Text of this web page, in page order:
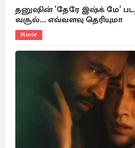
தனுஷின் 'தேரே இஷ்க் மே'
வசூல்... எவ்வளவு தெரியுமா
Movie